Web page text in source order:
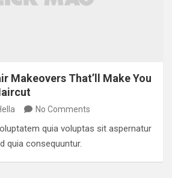
Makeovers That’ll Make You
No Comments
quia voluptas sit aspernatur
quia consequuntur.